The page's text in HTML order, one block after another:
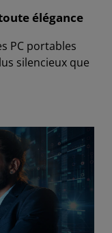
élégance
PC portables
silencieux que